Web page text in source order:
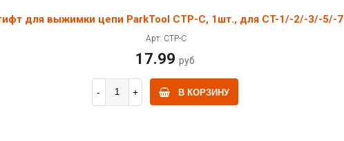
для выжимки цепи ParkTool CTP-C, 1шт., для CT-1/-2/-3/-5/-7
Арт: CTP-C
17.99 руб
В КОРЗИНУ